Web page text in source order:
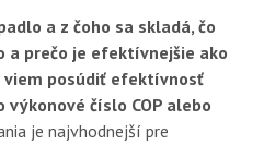
a z čoho sa skladá, čo
a prečo je efektívnejšie ako
posúdiť efektívnosť
číslo COP alebo
je najvhodnejší pre